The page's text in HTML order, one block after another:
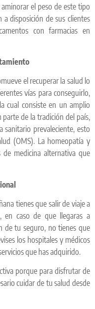
el peso de este tipo
a disposición de sus clientes
con farmacias en
el recuperar la salud lo
vías para conseguirlo,
cual consiste en un amplio
de la tradición del país,
prevaleciente, esto
(OMS). La homeopatía y
medicina alternativa que
tienes que salir de viaje a
en caso de que llegaras a
de tu seguro, no tienes que
los hospitales y médicos
que has adquirido.
porque para disfrutar de
cuidar de tu salud desde